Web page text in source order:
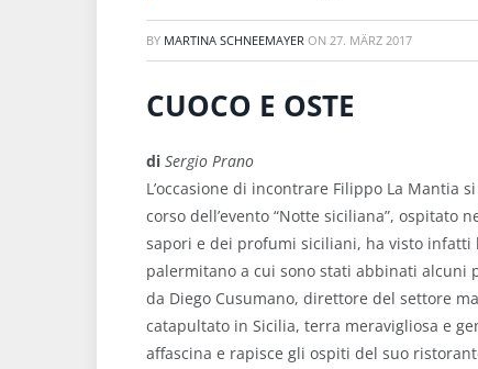
BY MARTINA SCHNEEMAYER ON 27. MÄRZ 2017
CUOCO E OSTE
di Sergio Prano
L’occasione di incontrare Filippo La Mantia
corso dell’evento “Notte siciliana”, ospitato
sapori e dei profumi siciliani, ha visto infatti
palermitano a cui sono stati abbinati alcuni
da Diego Cusumano, direttore del settore
catapultato in Sicilia, terra meravigliosa e
affascina e rapisce gli ospiti del suo